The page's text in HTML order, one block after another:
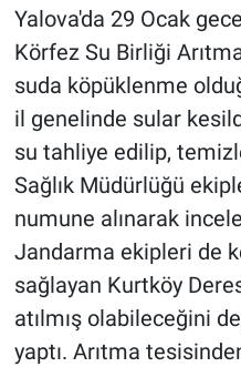
Yalova'da 29 Ocak
Körfez Su Birliği
suda köpüklenme
il genelinde sular
su tahliye edilip,
Sağlık Müdürlüğü
numune alınarak
Jandarma ekipleri de
sağlayan Kurtköy
atılmış olabileceğini
yaptı. Arıtma